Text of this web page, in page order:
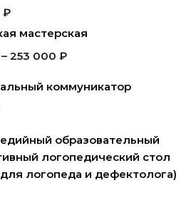
₽
мастерская
– 253 000 ₽
коммуникатор
образовательный
логопедический стол
логопеда и дефектолога)